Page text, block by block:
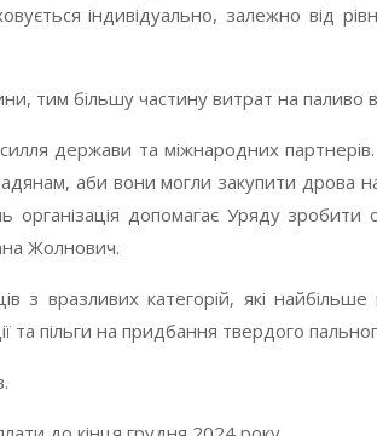
індивідуально, залежно від
тим більшу частину витрат на
держави та міжнародних
аби вони могли закупити
організація допомагає Уряду
Жолнович.
з вразливих категорій, які
та пільги на придбання твердого